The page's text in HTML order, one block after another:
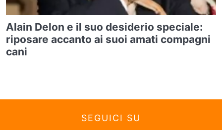
Alain Delon e il suo desiderio speciale:
riposare accanto ai suoi amati compagni
cani
SEGUICI SU